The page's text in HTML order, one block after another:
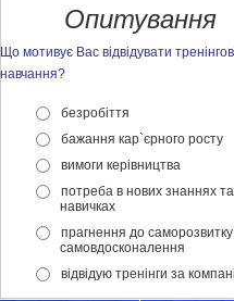
Опитування
Що мотивує Вас відвідувати
навчання?
безробіття
бажання кар`єрного росту
вимоги керівництва
потреба в нових знаннях та
навичках
прагнення до
самовдосконалення
відвідую тренінги за